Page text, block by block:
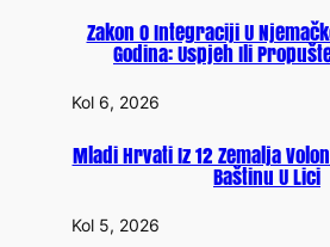
Zakon O Integraciji U
Godina: Uspjeh Ili
Kol 6, 2026
Mladi Hrvati Iz 12 Zemalja
Baštinu U Lici
Kol 5, 2026